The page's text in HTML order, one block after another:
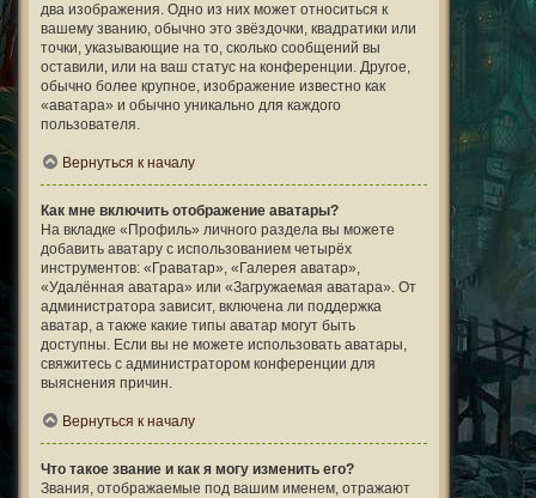
два изображения. Одно из них может относиться к
вашему званию, обычно это звёздочки, квадратики или
точки, указывающие на то, сколько сообщений вы
оставили, или на ваш статус на конференции. Другое,
обычно более крупное, изображение известно как
«аватара» и обычно уникально для каждого
пользователя.
Вернуться к началу
Как мне включить отображение аватары?
На вкладке «Профиль» личного раздела вы можете
добавить аватару с использованием четырёх
инструментов: «Граватар», «Галерея аватар»,
«Удалённая аватара» или «Загружаемая аватара». От
администратора зависит, включена ли поддержка
аватар, а также какие типы аватар могут быть
доступны. Если вы не можете использовать аватары,
свяжитесь с администратором конференции для
выяснения причин.
Вернуться к началу
Что такое звание и как я могу изменить его?
Звания, отображаемые под вашим именем, отражают